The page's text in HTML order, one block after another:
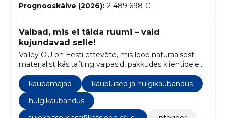
Prognooskäive (2026): 2 489 698 €
Vaibad, mis ei täida ruumi – vaid
kujundavad selle!
Valley OÜ on Eesti ettevõte, mis loob naturaalsest
materjalist käsitafting vaipasid, pakkudes klientidele
rätsepatööna valmivaid unikaalseid lahendusi.
kaubamajad
kauplused ja hulgikaubandus
hulgikaubandus